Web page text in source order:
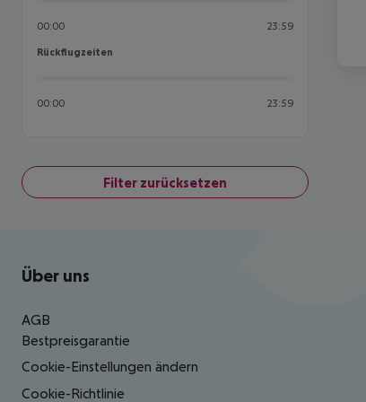
00:00 23:59
Rückflugzeiten
Rückflugzeiten
00:00 23:59
Filter zurücksetzen
Footer navigation
Über uns
AGB
Bestpreisgarantie
Cookie-Einstellungen ändern
Cookie-Richtlinie